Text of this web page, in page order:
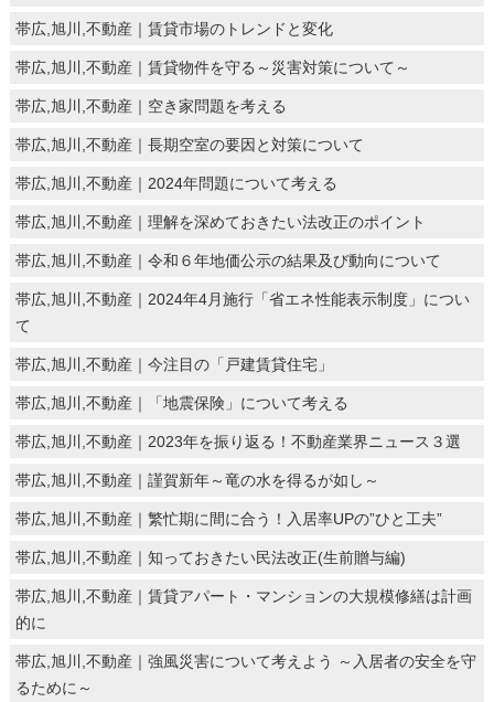
帯広,旭川,不動産｜賃貸市場のトレンドと変化
帯広,旭川,不動産｜賃貸物件を守る～災害対策について～
帯広,旭川,不動産｜空き家問題を考える
帯広,旭川,不動産｜長期空室の要因と対策について
帯広,旭川,不動産｜2024年問題について考える
帯広,旭川,不動産｜理解を深めておきたい法改正のポイント
帯広,旭川,不動産｜令和６年地価公示の結果及び動向について
帯広,旭川,不動産｜2024年4月施行「省エネ性能表示制度」につい
て
帯広,旭川,不動産｜今注目の「戸建賃貸住宅」
帯広,旭川,不動産｜「地震保険」について考える
帯広,旭川,不動産｜2023年を振り返る！不動産業界ニュース３選
帯広,旭川,不動産｜謹賀新年～竜の水を得るが如し～
帯広,旭川,不動産｜繁忙期に間に合う！入居率UPの”ひと工夫”
帯広,旭川,不動産｜知っておきたい民法改正(生前贈与編)
帯広,旭川,不動産｜賃貸アパート・マンションの大規模修繕は計画
的に
帯広,旭川,不動産｜強風災害について考えよう ～入居者の安全を守
るために～